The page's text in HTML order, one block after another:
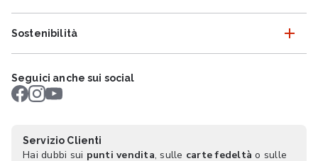
Sostenibilità
Seguici anche sui social
Servizio Clienti
Hai dubbi sui punti vendita, sulle carte fedeltà o sulle